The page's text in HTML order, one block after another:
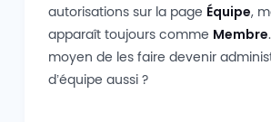
autorisations sur la page Équipe,
apparaît toujours comme Membre
moyen de les faire devenir
d’équipe aussi ?